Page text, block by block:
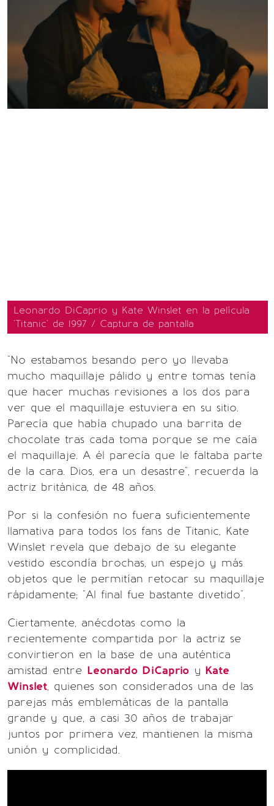
Leonardo DiCaprio y Kate Winslet en la película
'Titanic' de 1997 / Captura de pantalla
"No estabamos besando pero yo llevaba
mucho maquillaje pálido y entre tomas tenía
que hacer muchas revisiones a los dos para
ver que el maquillaje estuviera en su sitio.
Parecía que había chupado una barrita de
chocolate tras cada toma porque se me caía
el maquillaje. A él parecía que le faltaba parte
de la cara. Dios, era un desastre", recuerda la
actriz británica, de 48 años.
Por si la confesión no fuera suficientemente
llamativa para todos los fans de Titanic, Kate
Winslet revela que debajo de su elegante
vestido escondía brochas, un espejo y más
objetos que le permitían retocar su maquillaje
rápidamente; "Al final fue bastante divetido".
Ciertamente, anécdotas como la
recientemente compartida por la actriz se
convirtieron en la base de una auténtica
amistad entre Leonardo DiCaprio y Kate
Winslet, quienes son considerados una de las
parejas más emblemáticas de la pantalla
grande y que, a casi 30 años de trabajar
juntos por primera vez, mantienen la misma
unión y complicidad.